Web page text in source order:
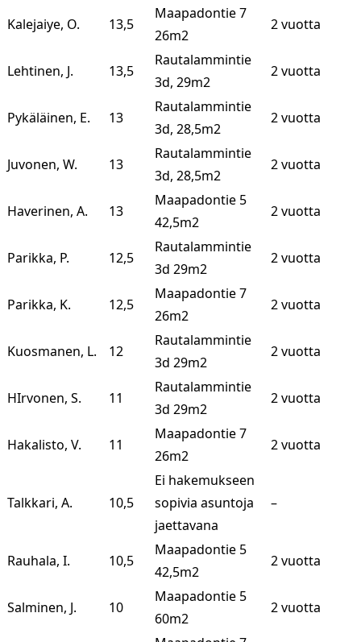
Kalejaiye, O. 13,5
Maapadontie 7
26m2
2 vuotta
Lehtinen, J. 13,5
Rautalammintie
3d, 29m2
2 vuotta
Pykäläinen, E. 13
Rautalammintie
3d, 28,5m2
2 vuotta
Juvonen, W. 13
Rautalammintie
3d, 28,5m2
2 vuotta
Haverinen, A. 13
Maapadontie 5
42,5m2
2 vuotta
Parikka, P. 12,5
Rautalammintie
3d 29m2
2 vuotta
Parikka, K. 12,5
Maapadontie 7
26m2
2 vuotta
Kuosmanen, L. 12
Rautalammintie
3d 29m2
2 vuotta
HIrvonen, S. 11
Rautalammintie
3d 29m2
2 vuotta
Hakalisto, V. 11
Maapadontie 7
26m2
2 vuotta
Talkkari, A. 10,5
Ei hakemukseen
sopivia asuntoja
jaettavana
–
Rauhala, I. 10,5
Maapadontie 5
42,5m2
2 vuotta
Salminen, J. 10
Maapadontie 5
60m2
2 vuotta